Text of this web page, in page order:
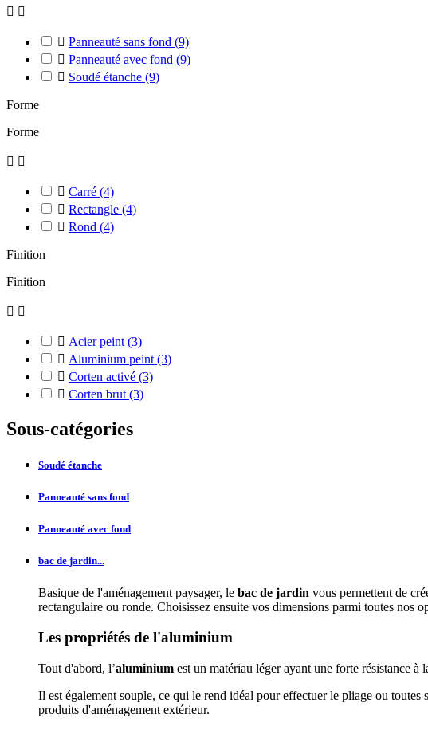
 
 Panneauté sans fond (9)
 Panneauté avec fond (9)
 Soudé étanche (9)
Forme
Forme
 
 Carré (4)
 Rectangle (4)
 Rond (4)
Finition
Finition
 
 Acier peint (3)
 Aluminium peint (3)
 Corten activé (3)
 Corten brut (3)
Sous-catégories
Soudé étanche
Panneauté sans fond
Panneauté avec fond
bac de jardin...
Basique de l'aménagement paysager, le bac de jardin vous permettent de
rectangulaire ou ronde. Choisissez ensuite vos dimensions parmi toutes nos
Les propriétés de l'aluminium
Tout d'abord, l’aluminium est un matériau léger ayant une forte résistance
Il est également souple, ce qui le rend idéal pour effectuer le pliage ou
produits d'aménagement extérieur.